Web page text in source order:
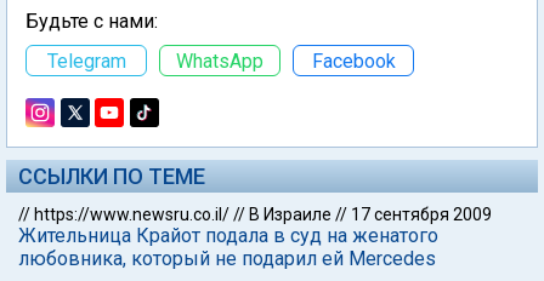
Будьте с нами:
Telegram
WhatsApp Facebook
ССЫЛКИ ПО ТЕМЕ
// https://www.newsru.co.il/// В Израиле // 17 сентября 2009
Жительница Крайот подала в суд на женатого
любовника, который не подарил ей Mercedes